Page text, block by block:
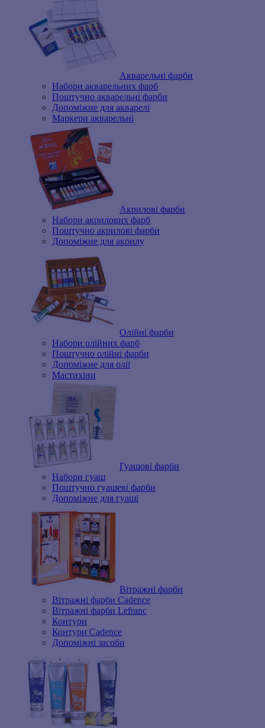
Акварельні фарби
Набори акварельних фарб
Поштучно акварельні фарби
Допоміжне для акварелі
Маркери акварельні
Акрилові фарби
Набори акрилових фарб
Поштучно акрилові фарби
Допоміжне для акрилу
Олійні фарби
Набори олійних фарб
Поштучно олійні фарби
Допоміжне для олії
Мастихіни
Гуашові фарби
Набори гуаш
Поштучно гуашеві фарби
Допоміжне для гуаші
Вітражні фарби
Вітражні фарби Cadence
Вітражні фарби Lefranc
Контури
Контури Cadence
Допоміжні засоби